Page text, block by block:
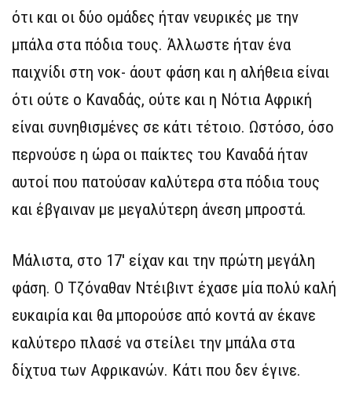
ότι και οι δύο ομάδες ήταν νευρικές με την
μπάλα στα πόδια τους. Άλλωστε ήταν ένα
παιχνίδι στη νοκ- άουτ φάση και η αλήθεια είναι
ότι ούτε ο Καναδάς, ούτε και η Νότια Αφρική
είναι συνηθισμένες σε κάτι τέτοιο. Ωστόσο, όσο
περνούσε η ώρα οι παίκτες του Καναδά ήταν
αυτοί που πατούσαν καλύτερα στα πόδια τους
και έβγαιναν με μεγαλύτερη άνεση μπροστά.
Μάλιστα, στο 17′ είχαν και την πρώτη μεγάλη
φάση. Ο Τζόναθαν Ντέιβιντ έχασε μία πολύ καλή
ευκαιρία και θα μπορούσε από κοντά αν έκανε
καλύτερο πλασέ να στείλει την μπάλα στα
δίχτυα των Αφρικανών. Κάτι που δεν έγινε.